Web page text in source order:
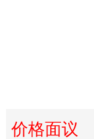
价格面议